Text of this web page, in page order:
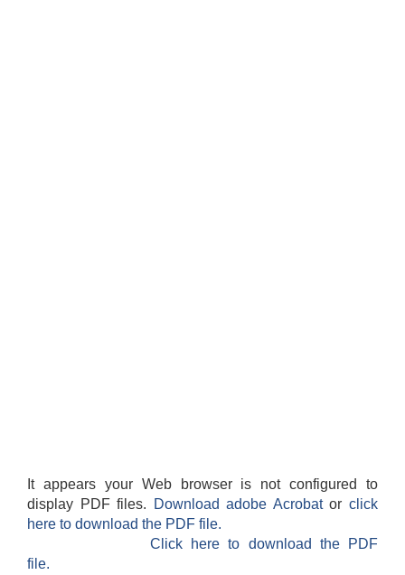
It appears your Web browser is not configured to
display PDF files.
Download adobe Acrobatorclick
here to download the PDF file.
Click here to download the PDF
file.